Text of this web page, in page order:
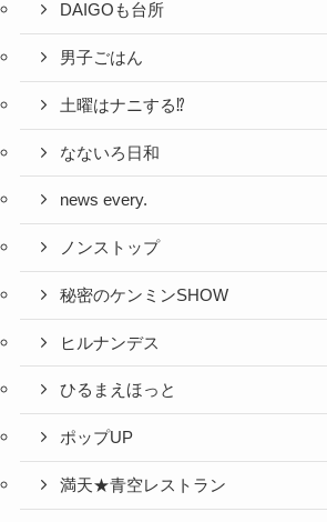
DAIGOも台所
男子ごはん
土曜はナニする⁉
なないろ日和
news every.
ノンストップ
秘密のケンミンSHOW
ヒルナンデス
ひるまえほっと
ポップUP
満天★青空レストラン